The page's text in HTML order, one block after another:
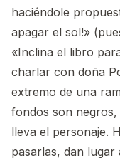
haciéndole
apagar el sol!»
«Inclina el libro
charlar con doña
extremo de una
fondos son
lleva el personaje.
pasarlas, dan lugar